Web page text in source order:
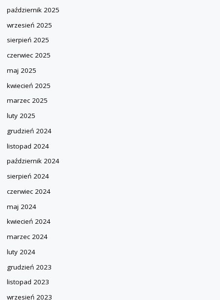
październik 2025
wrzesień 2025
sierpień 2025
czerwiec 2025
maj 2025
kwiecień 2025
marzec 2025
luty 2025
grudzień 2024
listopad 2024
październik 2024
sierpień 2024
czerwiec 2024
maj 2024
kwiecień 2024
marzec 2024
luty 2024
grudzień 2023
listopad 2023
wrzesień 2023